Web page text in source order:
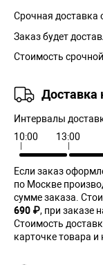
Срочная доставка
Заказ будет
Стоимость
Доставка
Интервалы
10:00
13:00
Если заказ
по Москве
сумме заказа.
690 ₽, при заказе
Стоимость
карточке товара и